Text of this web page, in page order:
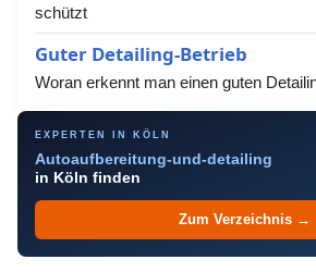
schützt
Guter Detailing-Betrieb
Woran erkennt man einen guten
EXPERTEN IN KÖLN
Autoaufbereitung-und-detailing
in Köln finden
Zum Verzeichnis →